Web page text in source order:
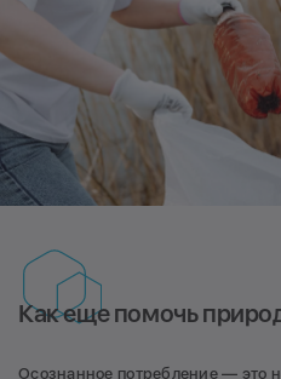
Как еще помочь
Осознанное потребление — это